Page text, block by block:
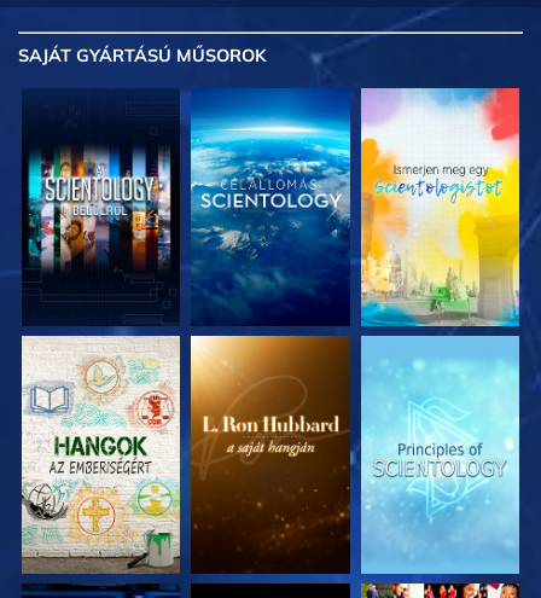
SAJÁT GYÁRTÁSÚ MŰSOROK
A SOROZAT
RÉSZEI
A SOROZAT
RÉSZEI
A SOROZAT
RÉSZEI